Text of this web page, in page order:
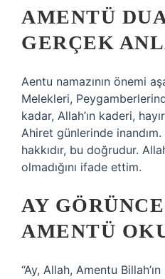
AMENTÜ
GERÇEK
Aentu namazının önemi
Melekleri,
kadar, Allah’ın kaderi,
Ahiret günlerinde
hakkıdır, bu doğrudur.
olmadığını ifade ettim.
AY
AMENTÜ
“Ay, Allah, Amentu